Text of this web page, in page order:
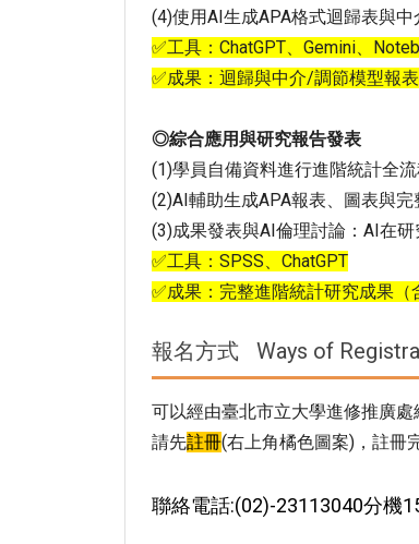
(4)使用AI生成APA格式迴歸表與中
✅工具：ChatGPT、Gemini、
✅成果：迴歸與中介/調節模型報
◎綜合應用與研究報告發表
(1)學員自備資料進行進階統計全
(2)AI輔助生成APA報表、圖表與
(3)成果發表與AI倫理討論：AI在
✅工具：SPSS、ChatGPT
✅成果：完整進階統計研究成果（
報名方式 Ways of
可以經由臺北市立大學進修推廣處
請先註冊(右上角橘色圖案)，註冊
聯絡電話:(02)-23113040分機